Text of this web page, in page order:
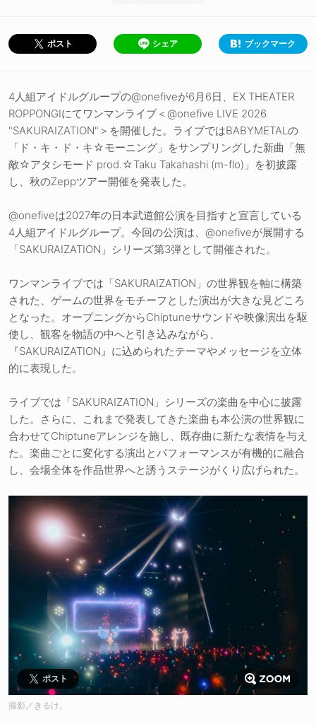
ポスト シェア ブックマーク
4人組アイドルグループの@onefiveが6月6日、EX THEATER
ROPPONGIにてワンマンライブ＜@onefive LIVE 2026
"SAKURAIZATION"＞を開催した。ライブではBABYMETALの
「ド・キ・ド・キ☆モーニング」をサンプリングした新曲「無
敵☆アタシモード prod.☆Taku Takahashi (m-flo)」を初披露
し、秋のZeppツアー開催を発表した。
@onefiveは2027年の日本武道館公演を目指すと宣言している
4人組アイドルグループ。今回の公演は、@onefiveが展開する
「SAKURAIZATION」シリーズ第3弾として開催された。
ワンマンライブでは「SAKURAIZATION」の世界観を軸に構築
された、ゲームの世界をモチーフとした演出が大きな見どころ
となった。オープニングからChiptuneサウンドや映像演出を駆
使し、観客を物語の中へと引き込みながら、
『SAKURAIZATION』に込められたテーマやメッセージを立体
的に表現した。
ライブでは「SAKURAIZATION」シリーズの楽曲を中心に披露
した。さらに、これまで発表してきた楽曲も本公演の世界観に
合わせてChiptuneアレンジを施し、既存曲に新たな表情を与え
た。楽曲ごとに変化する演出とパフォーマンスが有機的に融合
し、会場全体を作品世界へと誘うステージがくり広げられた。
ポスト
撮影／きるけ。